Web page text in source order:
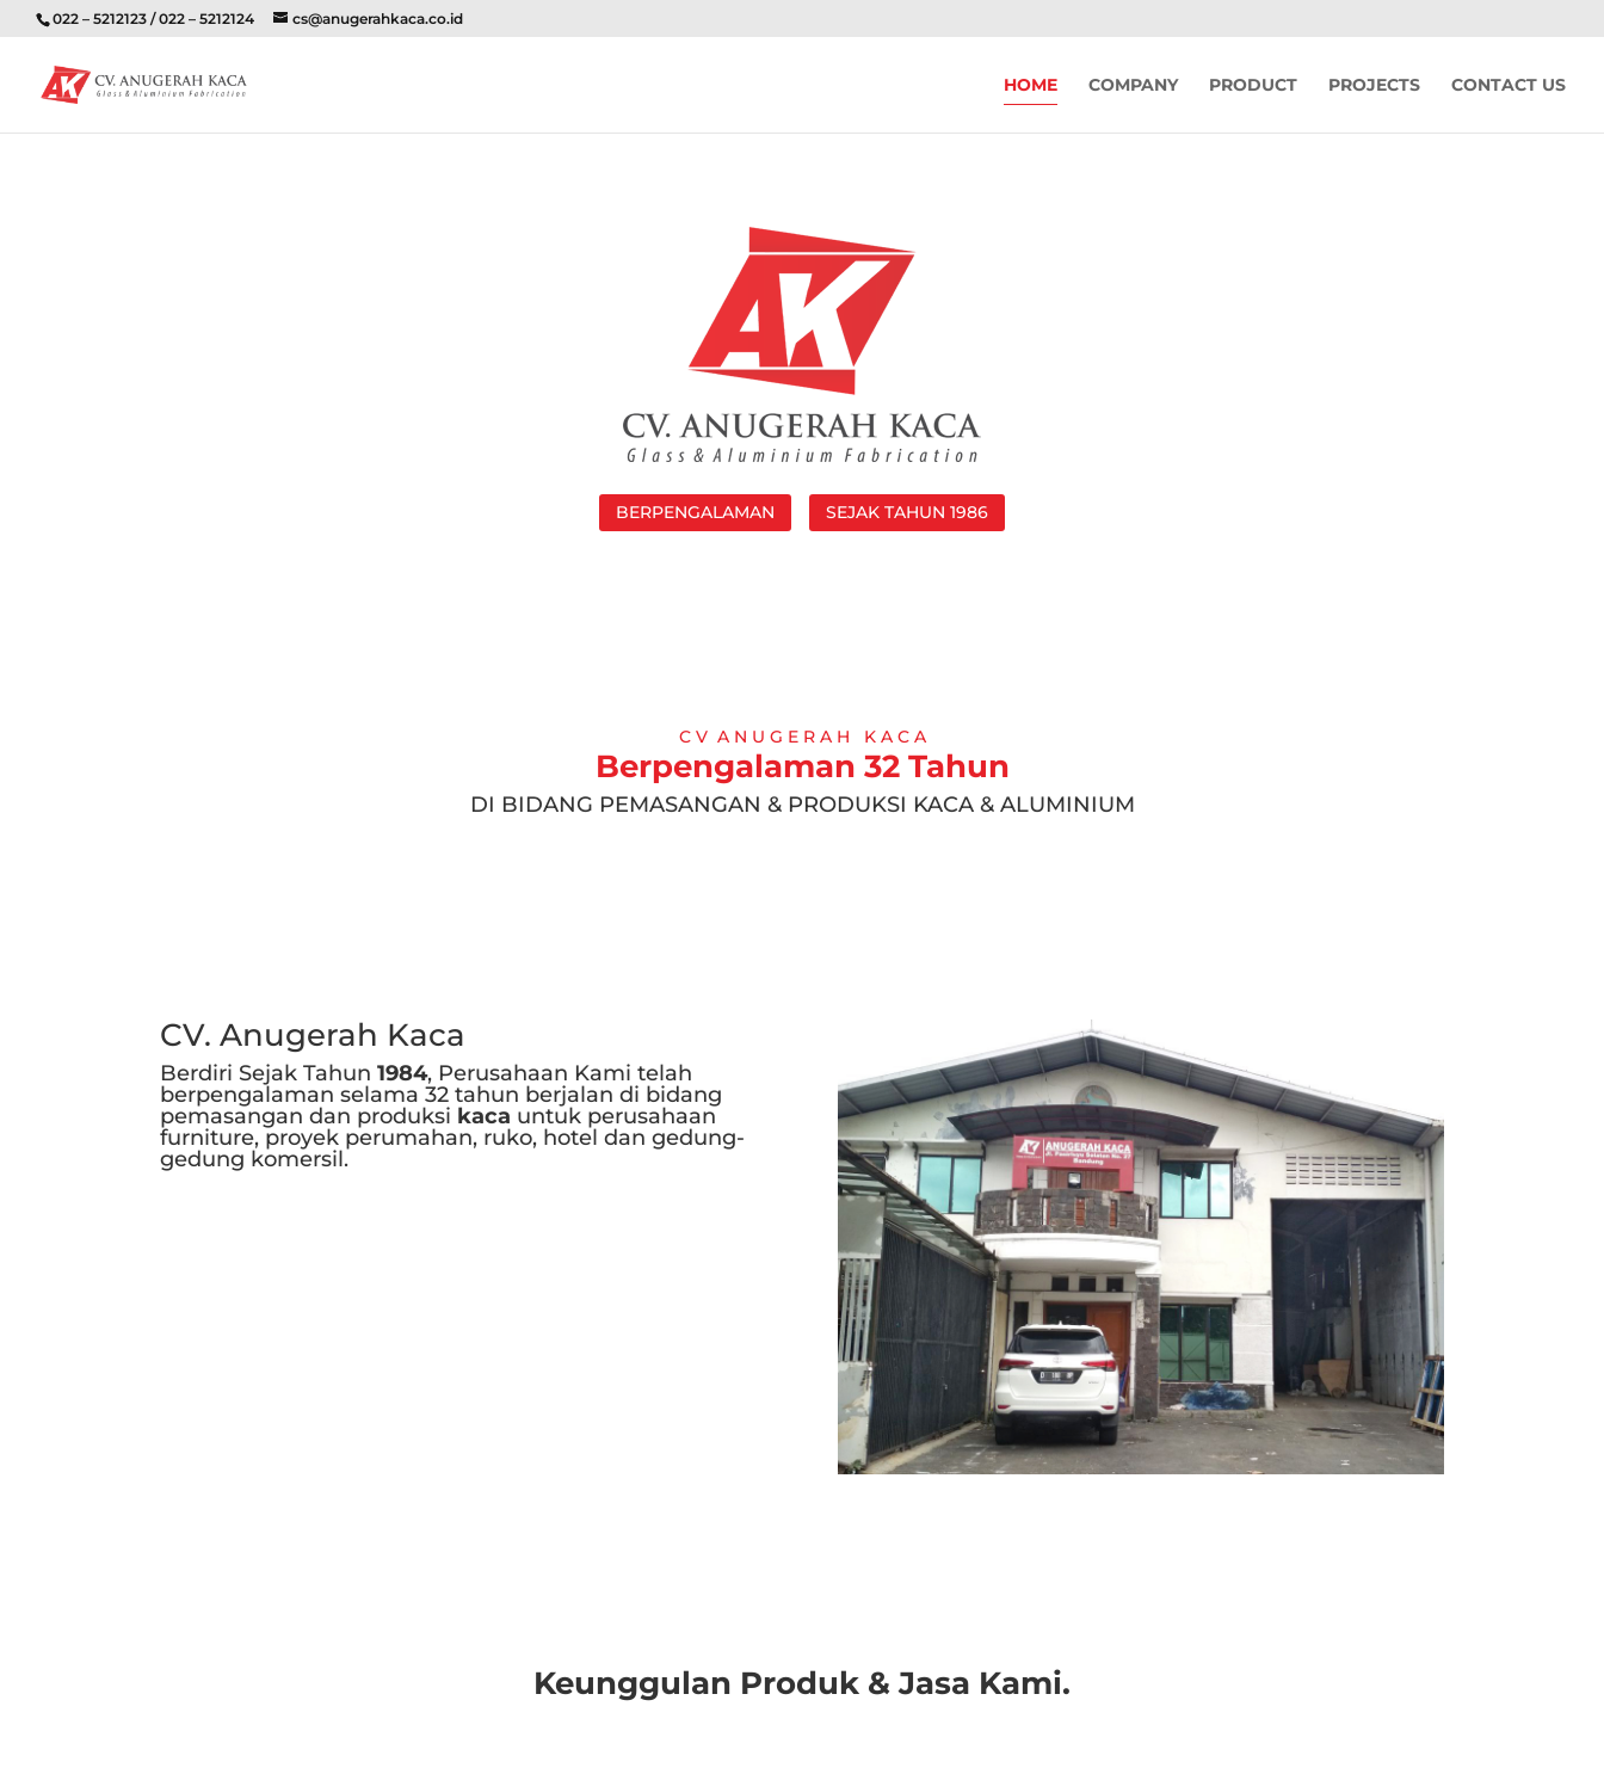
022 – 5212123 / 022 – 5212124 cs@anugerahkaca.co.id
HOME COMPANY PRODUCT PROJECTS CONTACT US
BERPENGALAMAN SEJAK TAHUN 1986
C V A N U G E R A H K A C A
Berpengalaman 32 Tahun
DI BIDANG PEMASANGAN & PRODUKSI KACA & ALUMINIUM
CV. Anugerah Kaca
Berdiri Sejak Tahun1984, Perusahaan Kami telah
berpengalaman selama 32 tahun berjalan di bidang
pemasangan dan produksi kaca untuk perusahaan
furniture, proyek perumahan, ruko, hotel dan gedung-
gedung komersil.
Keunggulan Produk & Jasa Kami.